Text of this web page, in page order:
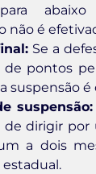
não é
Se a
pontos
suspensão é
suspensão:
de dirigir por
a dois
estadual.